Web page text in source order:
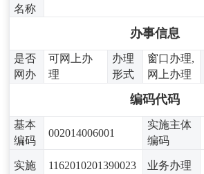
名称
办事信息
是否
网办
可网上办
理
办理
形式
窗口办理,
网上办理
编码代码
基本
编码
002014006001
实施主体
编码
实施
1162010201390023
业务办理